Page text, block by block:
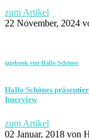
zum Artikel
22 November, 2024
tagebook von Hallo Schönes
Hallo Schönes
Interview
zum Artikel
02 Januar, 2018 von